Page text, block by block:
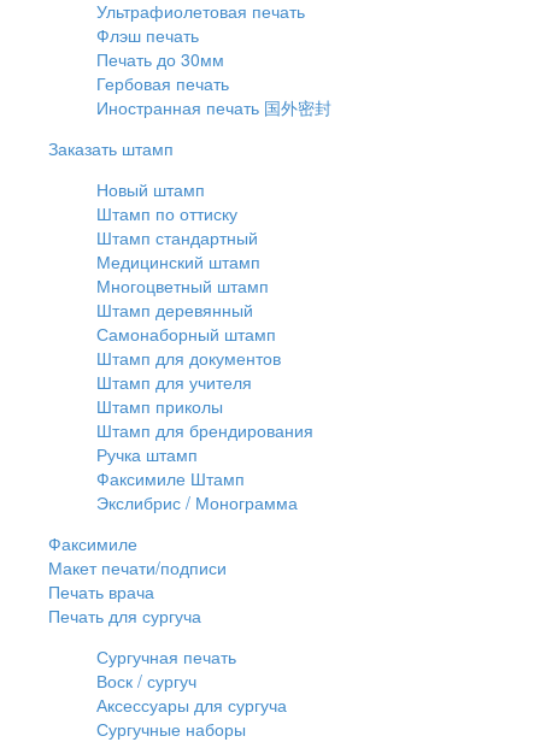
Ультрафиолетовая печать
Флэш печать
Печать до 30мм
Гербовая печать
Иностранная печать 国外密封
Заказать штамп
Новый штамп
Штамп по оттиску
Штамп стандартный
Медицинский штамп
Многоцветный штамп
Штамп деревянный
Самонаборный штамп
Штамп для документов
Штамп для учителя
Штамп приколы
Штамп для брендирования
Ручка штамп
Факсимиле Штамп
Экслибрис / Монограмма
Факсимиле
Макет печати/подписи
Печать врача
Печать для сургуча
Сургучная печать
Воск / сургуч
Аксессуары для сургуча
Сургучные наборы